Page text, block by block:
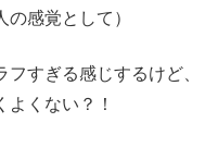
感覚として）
すぎる感じするけど、
くない？！